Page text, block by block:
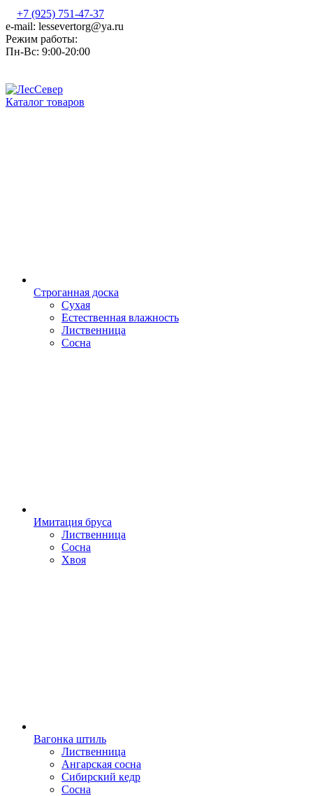
+7 (925) 751-47-37
e-mail: lessevertorg@ya.ru
Режим работы:
Пн-Вс: 9:00-20:00
Каталог товаров
Строганная доска
Сухая
Естественная влажность
Лиственница
Сосна
Имитация бруса
Лиственница
Сосна
Хвоя
Вагонка штиль
Лиственница
Ангарская сосна
Сибирский кедр
Сосна